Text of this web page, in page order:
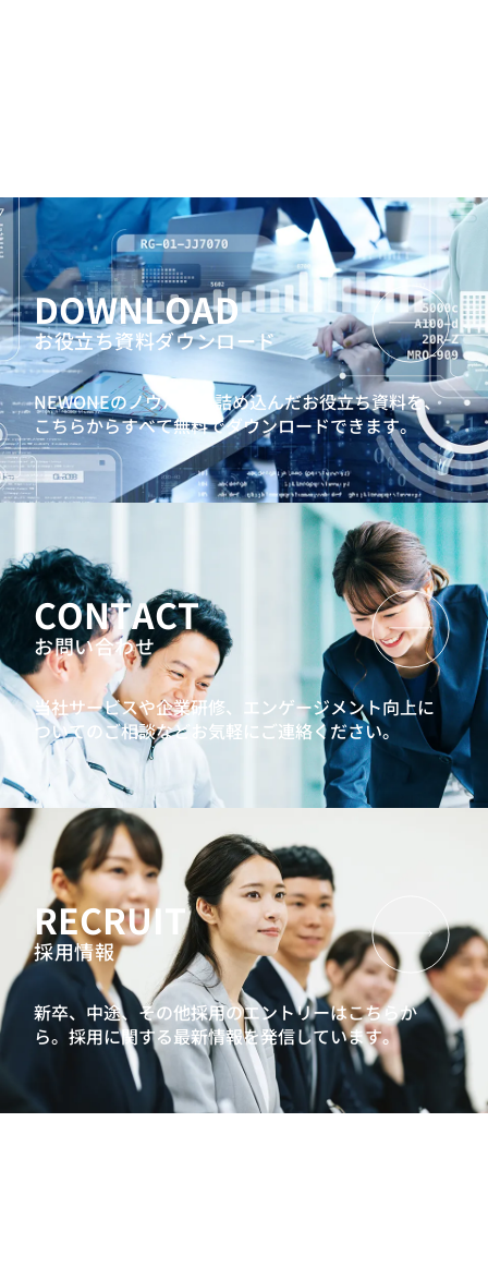
DOWNLOAD
お役立ち資料ダウンロード
NEWONEのノウハウを詰め込んだお役立ち資料を、
こちらからすべて無料でダウンロードできます。
CONTACT
お問い合わせ
当社サービスや企業研修、エンゲージメント向上に
ついてのご相談などお気軽にご連絡ください。
RECRUIT
採用情報
新卒、中途、その他採用のエントリーはこちらか
ら。採用に関する最新情報を発信しています。